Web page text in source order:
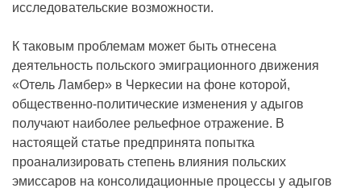
исследовательские возможности.
К таковым проблемам может быть отнесена
деятельность польского эмиграционного движения
«Отель Ламбер» в Черкесии на фоне которой,
общественно-политические изменения у адыгов
получают наиболее рельефное отражение. В
настоящей статье предпринята попытка
проанализировать степень влияния польских
эмиссаров на консолидационные процессы у адыгов